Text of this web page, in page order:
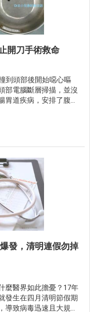
開刀手術救命
到頭部後開始噁心嘔
部電腦斷層掃描，並沒
胃道疾病，安排了腹部
「白亮球形異物」在腸
發，清明連假勿掉
麼醫界如此擔憂？17年
發生在四月清明節假期
導致病毒迅速且大規模